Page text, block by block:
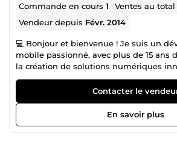
Commande en cours1 Ventes au
Vendeur depuis Févr. 2014
💻 Bonjour et bienvenue ! Je suis un
mobile passionné, avec plus de 15 ans
la création de solutions numériques
mesure. Que vous soyez une startup,
grande entreprise, je vous accompagne
vos projets avec expertise, créativité et
que je peux faire pour vous : 1️⃣
modernes et performants : ● Sites
Contacter le
En savoir plus